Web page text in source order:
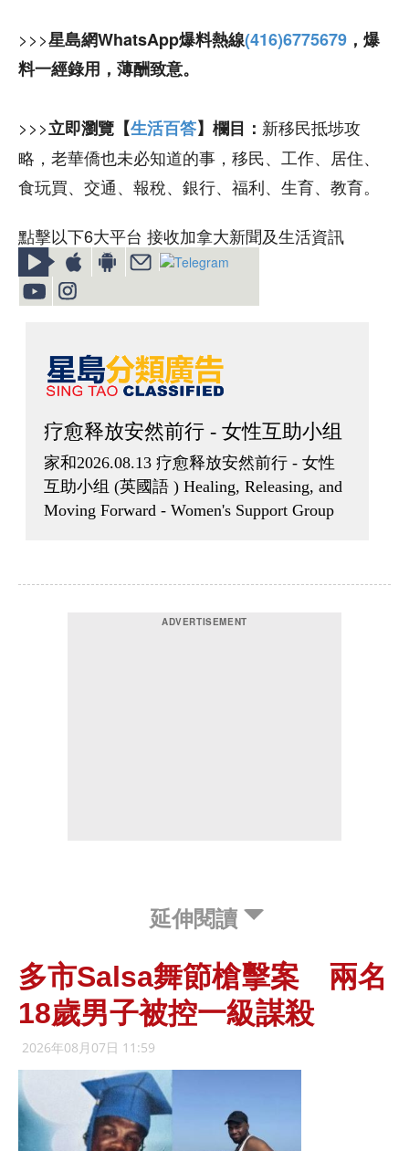
>>>星島網WhatsApp爆料熱線(416)6775679 ，爆
料一經錄用，薄酬致意。
>>>立即瀏覽【生活百答】欄目： 新移民抵埗攻
略，老華僑也未必知道的事，移民、工作、居住、
食玩買、交通、報稅、銀行、福利、生育、教育。
點擊以下6大平台 接收加拿大新聞及生活資訊
延伸閱讀
多市Salsa舞節槍擊案 兩名
18歲男子被控一級謀殺
2026年08月07日 11:59